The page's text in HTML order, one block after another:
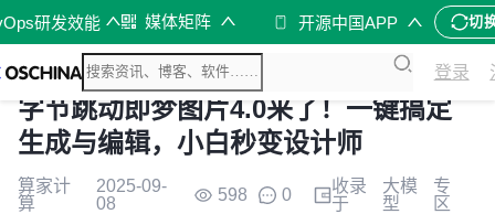
研发效能 媒体矩阵 开源中国APP 切
登录
字节跳动即梦图片4.0来了！一键搞定
生成与编辑，小白秒变设计师
算家计
算
2025-09-
08
598 0
收录
于
大模
型
专
区